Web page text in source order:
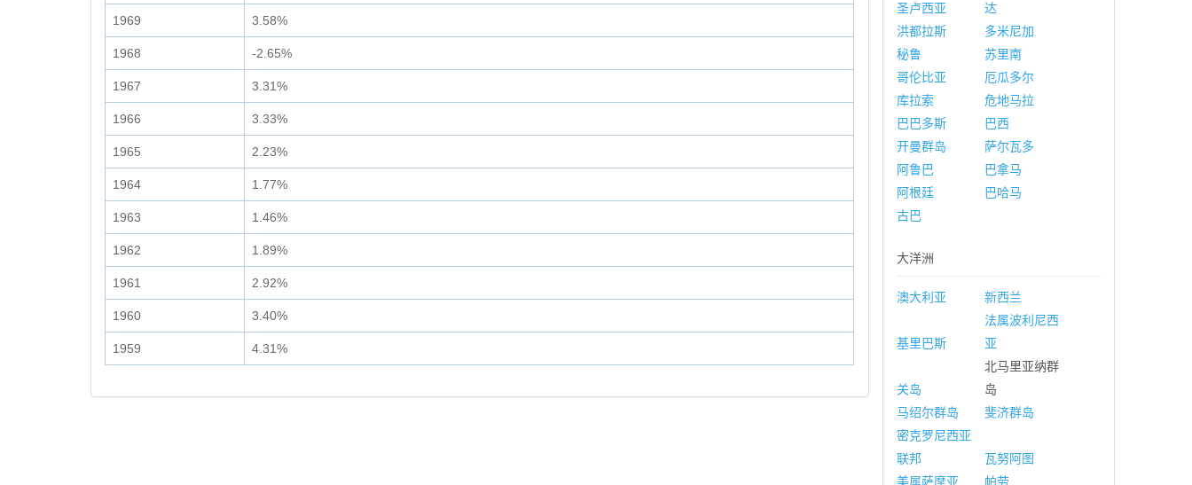
1969 3.58%
1968 -2.65%
1967 3.31%
1966 3.33%
1965 2.23%
1964 1.77%
1963 1.46%
1962 1.89%
1961 2.92%
1960 3.40%
1959 4.31%
圣卢西亚
达
洪都拉斯
多米尼加
秘鲁
苏里南
哥伦比亚
厄瓜多尔
库拉索
危地马拉
巴巴多斯
巴西
开曼群岛
萨尔瓦多
阿鲁巴
巴拿马
阿根廷
巴哈马
古巴
大洋洲
澳大利亚 新西兰
基里巴斯
法属波利尼西
亚
关岛
北马里亚纳群
岛
马绍尔群岛
斐济群岛
密克罗尼西亚
联邦
瓦努阿图
美属萨摩亚
帕劳